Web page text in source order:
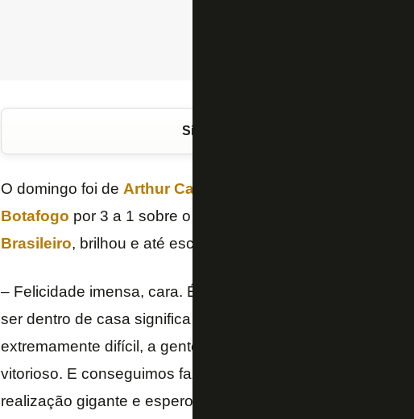
Siga o FogãoNET
O domingo foi de Arthur Cabral
Botafogo por 3 a 1 sobre o Corinthians, no Estádio Nilton
Brasileiro, brilhou e até escolheu música.
– Felicidade imensa, cara. É o meu primeiro hat-trick aqui
ser dentro de casa significa ainda mais, né, diante do nosso
extremamente difícil, a gente tinha uma expectativa muito
vitorioso. E conseguimos fazer isso e eu consegui uma
realização gigante e espero muito que isso seja mais um